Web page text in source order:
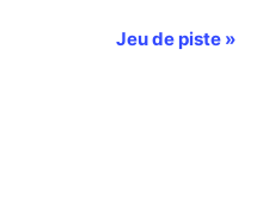
Jeu de piste »